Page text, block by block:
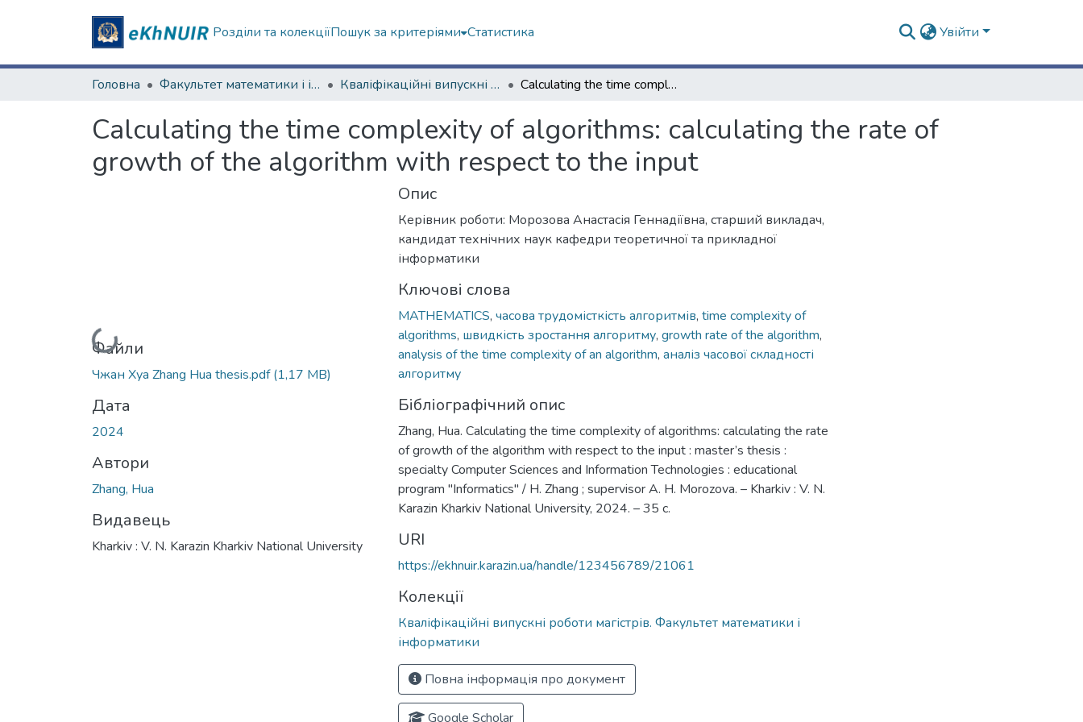
Розділи та колекціїПошук за критеріями Статистика Увійти
Головна Факультет математики і інформатики Кваліфікаційні випускні роботи магістрів. Факультет математики і інформатики Calculating the time complexity of algorithms: calculating the rate of growth of the algorithm with respect to the input
Calculating the time complexity of algorithms: calculating the rate of
growth of the algorithm with respect to the input
Вантажиться...
Файли
Чжан Хуа Zhang Hua thesis.pdf(1,17 MB)
Дата
2024
Автори
Zhang, Hua
Видавець
Kharkiv : V. N. Karazin Kharkiv National University
Опис
Керівник роботи: Морозова Анастасія Геннадіївна, старший викладач,
кандидат технічних наук кафедри теоретичної та прикладної
інформатики
Ключові слова
MATHEMATICS, часова трудомісткість алгоритмів, time complexity of
algorithms, швидкість зростання алгоритму, growth rate of the algorithm,
analysis of the time complexity of an algorithm, аналіз часової складності
алгоритму
Бібліографічний опис
Zhang, Hua. Calculating the time complexity of algorithms: calculating the rate
of growth of the algorithm with respect to the input : master’s thesis :
specialty Computer Sciences and Information Technologies : educational
program "Informatics" / H. Zhang ; supervisor A. H. Morozovа. – Kharkiv : V. N.
Karazin Kharkiv National University, 2024. – 35 с.
URI
https://ekhnuir.karazin.ua/handle/123456789/21061
Колекції
Кваліфікаційні випускні роботи магістрів. Факультет математики і
інформатики
Повна інформація про документ
Google Scholar